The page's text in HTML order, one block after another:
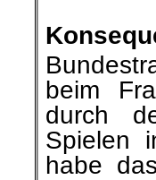
beim
durch
Spielen
habe